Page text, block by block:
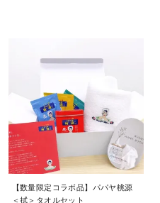
メルマガ登録
わせ
トサイト
【数量限定コラボ品】パパヤ桃源
＜拭＞タオルセット